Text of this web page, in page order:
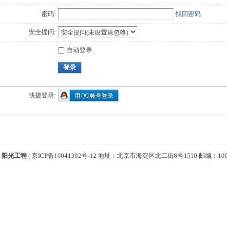
密码: 找回密码
安全提问:
自动登录
登录
快捷登录:
阳光工程 ( 京ICP备10041392号-12 地址：北京市海淀区北二街8号1510 邮编：